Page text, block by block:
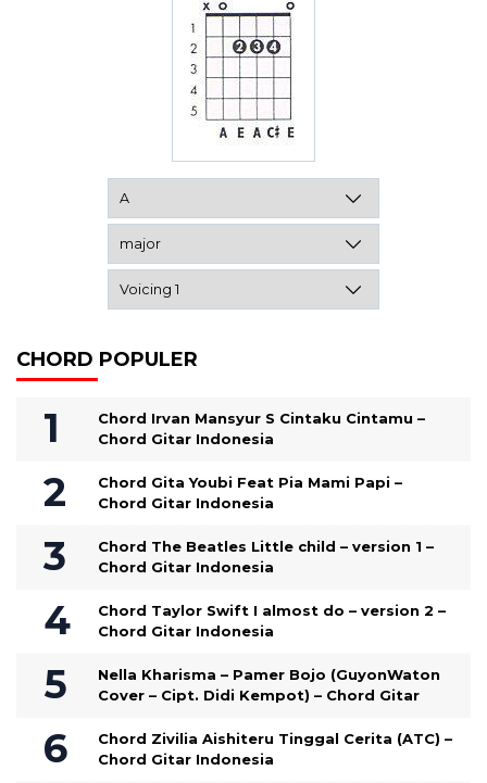
CHORD POPULER
Chord Irvan Mansyur S Cintaku Cintamu –
Chord Gitar Indonesia
Chord Gita Youbi Feat Pia Mami Papi –
Chord Gitar Indonesia
Chord The Beatles Little child – version 1 –
Chord Gitar Indonesia
Chord Taylor Swift I almost do – version 2 –
Chord Gitar Indonesia
Nella Kharisma – Pamer Bojo (GuyonWaton
Cover – Cipt. Didi Kempot) – Chord Gitar
Chord Zivilia Aishiteru Tinggal Cerita (ATC) –
Chord Gitar Indonesia